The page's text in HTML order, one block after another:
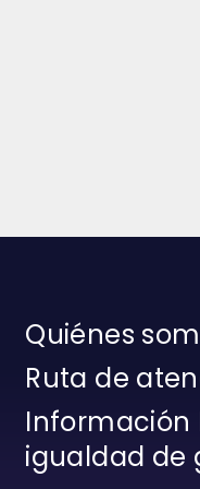
Quiénes
Ruta de
Información
igualdad de